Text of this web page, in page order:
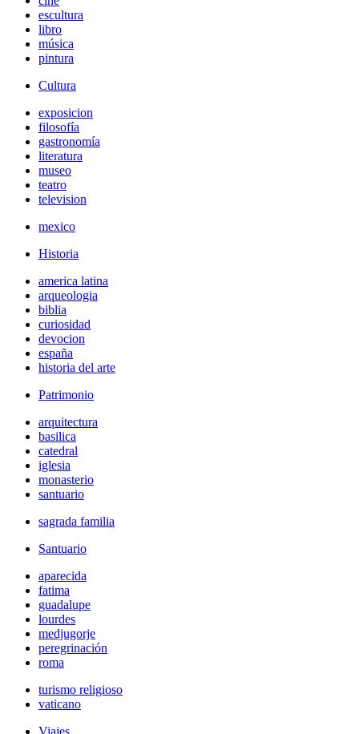
escultura
libro
música
pintura
Cultura
exposicion
filosofía
gastronomía
literatura
museo
teatro
television
mexico
Historia
america latina
arqueologia
biblia
curiosidad
devocion
españa
historia del arte
Patrimonio
arquitectura
basilica
catedral
iglesia
monasterio
santuario
sagrada familia
Santuario
aparecida
fatima
guadalupe
lourdes
medjugorje
peregrinación
roma
turismo religioso
vaticano
Viajes